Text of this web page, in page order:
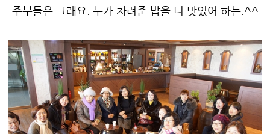
주부들은 그래요. 누가 차려준 밥을 더 맛있어 하는.^^